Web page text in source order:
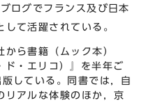
ログでフランス及び日本
て活躍されている。
（ムック本）
・エリコ）』を半年ご
している。同書では，自
リアルな体験のほか，京